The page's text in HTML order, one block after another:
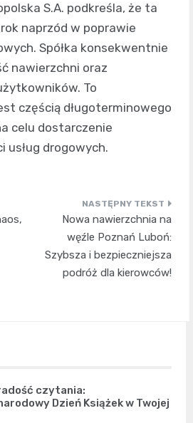
S.A. podkreśla, że ta
naprzód w poprawie
Spółka konsekwentnie
nawierzchni oraz
To
częścią długoterminowego
celu dostarczenie
usług drogowych.
Nowa nawierzchnia na
węźle Poznań Luboń:
Szybsza i bezpieczniejsza
podróż dla kierowców!
czytania:
Dzień Książek w Twojej